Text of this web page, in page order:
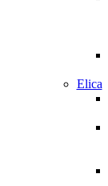
Elica